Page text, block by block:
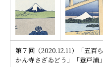
第７回（2020.12.11）「五百ら
かん寺さざゐどう」「登戸浦」